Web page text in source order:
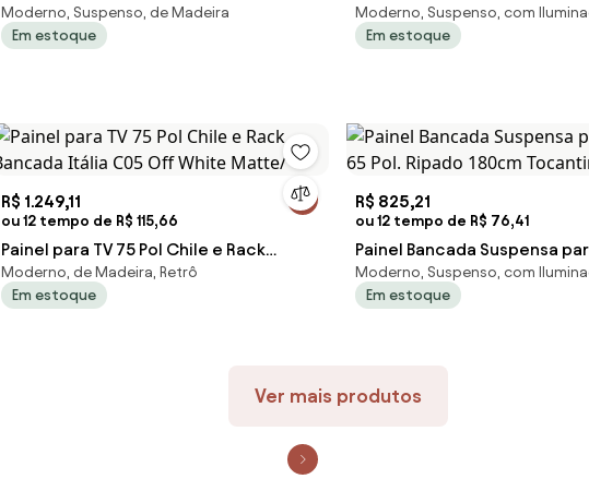
H01 Off White/Cinamomo - Mpozen
Moderno, Suspenso, de Madeira
Em estoque
Chile C05 Off White Matte/
Moderno, Suspenso, com
Em estoque
R$ 1.249,11
ou 12 tempo de R$ 115,66
Painel para TV 75 Pol Chile e Rack
Bancada Itália C05 Off White Matte/
Moderno, de Madeira, Retrô
Em estoque
R$ 825,21
ou 12 tempo de R$ 76,41
Painel Bancada Suspensa
65 Pol. Ripado 180cm
Moderno, Suspenso, com
Em estoque
Ver mais produtos